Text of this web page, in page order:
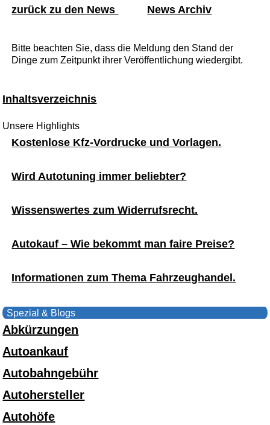
zurück zu den News News Archiv
Bitte beachten Sie, dass die Meldung den Stand der
Dinge zum Zeitpunkt ihrer Veröffentlichung wiedergibt.
Inhaltsverzeichnis
Unsere Highlights
Kostenlose Kfz-Vordrucke und Vorlagen.
Wird Autotuning immer beliebter?
Wissenswertes zum Widerrufsrecht.
Autokauf – Wie bekommt man faire Preise?
Informationen zum Thema Fahrzeughandel.
Spezial & Blogs
Abkürzungen
Autoankauf
Autobahngebühr
Autohersteller
Autohöfe